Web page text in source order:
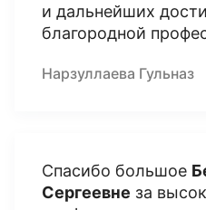
и дальнейших
благородной
Нарзуллаева Гульназ
Спасибо большое
Сергеевне за